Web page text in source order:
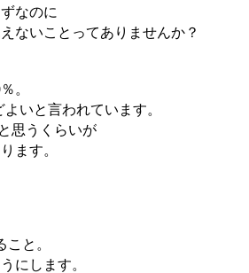
なのに
ないことってありませんか？
。
いと言われています。
思うくらいが
ます。
こと。
にします。